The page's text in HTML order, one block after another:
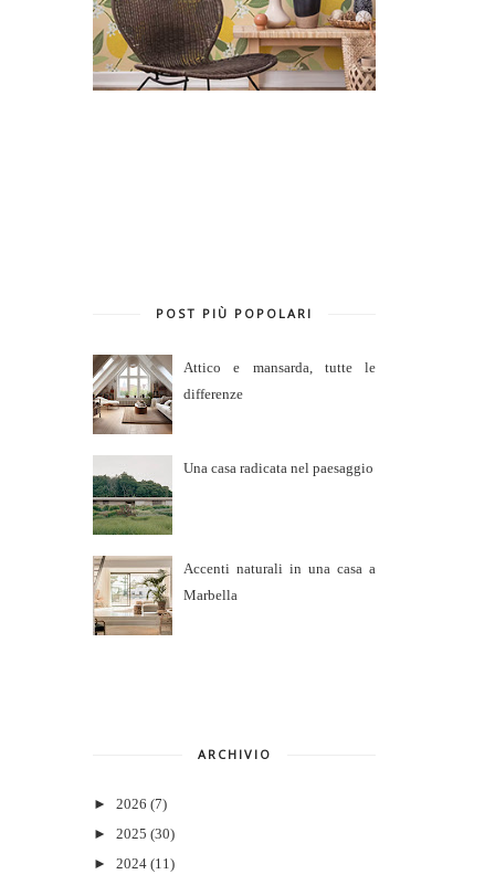
POST PIÙ POPOLARI
Attico e mansarda, tutte le
differenze
Una casa radicata nel paesaggio
Accenti naturali in una casa a
Marbella
ARCHIVIO
► 2026 (7)
► 2025 (30)
► 2024 (11)